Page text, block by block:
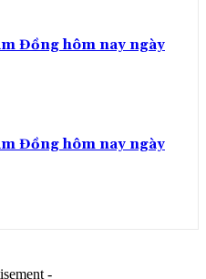
Đồng hôm nay ngày
Đồng hôm nay ngày
-